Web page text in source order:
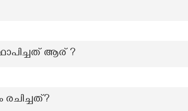
ആര് ?